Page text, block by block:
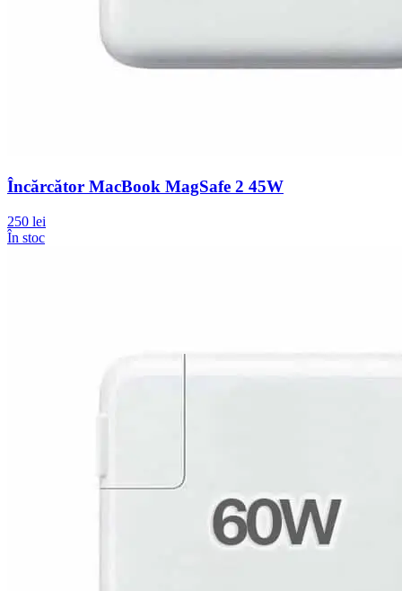
Încărcător MacBook MagSafe 2 45W
250 lei
În stoc